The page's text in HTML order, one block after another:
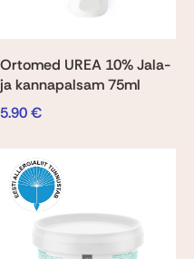
Ortomed UREA 10% Jala-
ja kannapalsam 75ml
5.90€